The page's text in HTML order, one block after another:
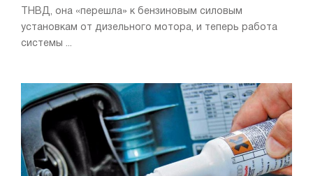
ТНВД, она «перешла» к бензиновым силовым
установкам от дизельного мотора, и теперь работа
системы ...